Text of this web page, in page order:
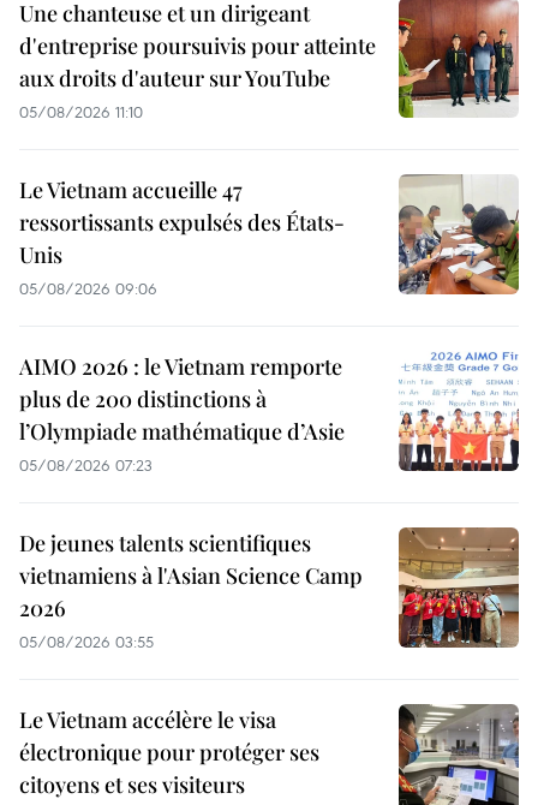
Une chanteuse et un dirigeant
d'entreprise poursuivis pour atteinte
aux droits d'auteur sur YouTube
05/08/2026 11:10
Le Vietnam accueille 47
ressortissants expulsés des États-
Unis
05/08/2026 09:06
AIMO 2026 : le Vietnam remporte
plus de 200 distinctions à
l’Olympiade mathématique d’Asie
05/08/2026 07:23
De jeunes talents scientifiques
vietnamiens à l'Asian Science Camp
2026
05/08/2026 03:55
Le Vietnam accélère le visa
électronique pour protéger ses
citoyens et ses visiteurs